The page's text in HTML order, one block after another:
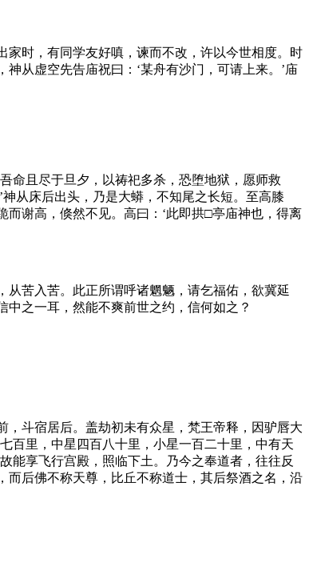
时，有同学友好嗔，谏而不改，许以今世相度。时
从虚空先告庙祝曰：‘某舟有沙门，可请上来。’庙
命且尽于旦夕，以祷祀多杀，恐堕地狱，愿师救
从床后出头，乃是大蟒，不知尾之长短。至高膝
谢高，倏然不见。高曰：‘此即拱□亭庙神也，得离
从苦入苦。此正所谓呼诸魍魉，请乞福佑，欲冀延
之一耳，然能不爽前世之约，信何如之？
，斗宿居后。盖劫初未有众星，梵王帝释，因驴唇大
百里，中星四百八十里，小星一百二十里，中有天
能享飞行宫殿，照临下土。乃今之奉道者，往往反
后佛不称天尊，比丘不称道士，其后祭酒之名，沿